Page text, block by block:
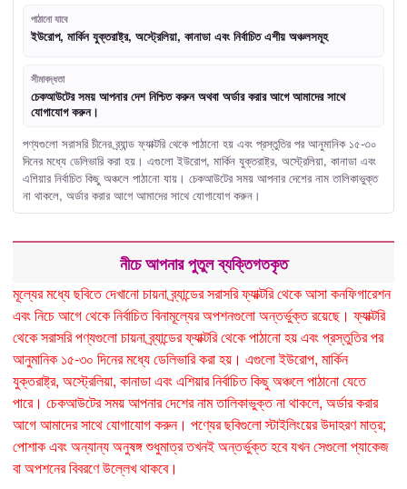
পাঠানো যাবে
ইউরোপ, মার্কিন যুক্তরাষ্ট্র, অস্ট্রেলিয়া, কানাডা এবং নির্বাচিত এশীয় অঞ্চলসমূহ
সীমাবদ্ধতা
চেকআউটের সময় আপনার দেশ নিশ্চিত করুন অথবা অর্ডার করার আগে আমাদের সাথে
যোগাযোগ করুন।
পণ্যগুলো সরাসরি চীনের ব্র্যান্ড ফ্যাক্টরি থেকে পাঠানো হয় এবং প্রস্তুতির পর আনুমানিক ১৫-৩০
দিনের মধ্যে ডেলিভারি করা হয়। এগুলো ইউরোপ, মার্কিন যুক্তরাষ্ট্র, অস্ট্রেলিয়া, কানাডা এবং
এশিয়ার নির্বাচিত কিছু অঞ্চলে পাঠানো যায়। চেকআউটের সময় আপনার দেশের নাম তালিকাভুক্ত
না থাকলে, অর্ডার করার আগে আমাদের সাথে যোগাযোগ করুন।
নীচে আপনার পুতুল ব্যক্তিগতকৃত
মূল্যের মধ্যে ছবিতে দেখানো চায়না ব্র্যান্ডের সরাসরি ফ্যাক্টরি থেকে আসা কনফিগারেশন
এবং নিচে আগে থেকে নির্বাচিত বিনামূল্যের অপশনগুলো অন্তর্ভুক্ত রয়েছে। ফ্যাক্টরি
থেকে সরাসরি পণ্যগুলো চায়না ব্র্যান্ডের ফ্যাক্টরি থেকে পাঠানো হয় এবং প্রস্তুতির পর
আনুমানিক ১৫-৩০ দিনের মধ্যে ডেলিভারি করা হয়। এগুলো ইউরোপ, মার্কিন
যুক্তরাষ্ট্র, অস্ট্রেলিয়া, কানাডা এবং এশিয়ার নির্বাচিত কিছু অঞ্চলে পাঠানো যেতে
পারে। চেকআউটের সময় আপনার দেশের নাম তালিকাভুক্ত না থাকলে, অর্ডার করার
আগে আমাদের সাথে যোগাযোগ করুন। পণ্যের ছবিগুলো স্টাইলিংয়ের উদাহরণ মাত্র;
পোশাক এবং অন্যান্য অনুষঙ্গ শুধুমাত্র তখনই অন্তর্ভুক্ত হবে যখন সেগুলো প্যাকেজ
বা অপশনের বিবরণে উল্লেখ থাকবে।